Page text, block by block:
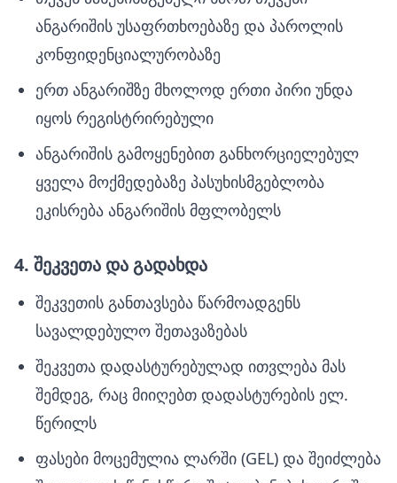
ანგარიშის უსაფრთხოებაზე და პაროლის
კონფიდენციალურობაზე
ერთ ანგარიშზე მხოლოდ ერთი პირი უნდა
იყოს რეგისტრირებული
ანგარიშის გამოყენებით განხორციელებულ
ყველა მოქმედებაზე პასუხისმგებლობა
ეკისრება ანგარიშის მფლობელს
4. შეკვეთა და გადახდა
შეკვეთის განთავსება წარმოადგენს
სავალდებულო შეთავაზებას
შეკვეთა დადასტურებულად ითვლება მას
შემდეგ, რაც მიიღებთ დადასტურების ელ.
წერილს
ფასები მოცემულია ლარში (GEL) და შეიძლება